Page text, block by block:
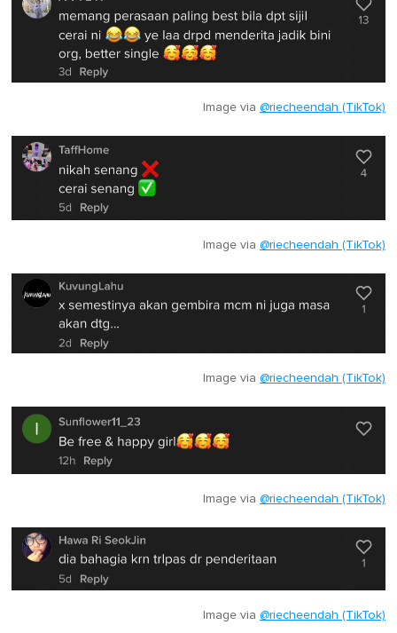
Image via @riecheendah (TikTok)
Image via @riecheendah (TikTok)
Image via @riecheendah (TikTok)
Image via @riecheendah (TikTok)
Image via @riecheendah (TikTok)